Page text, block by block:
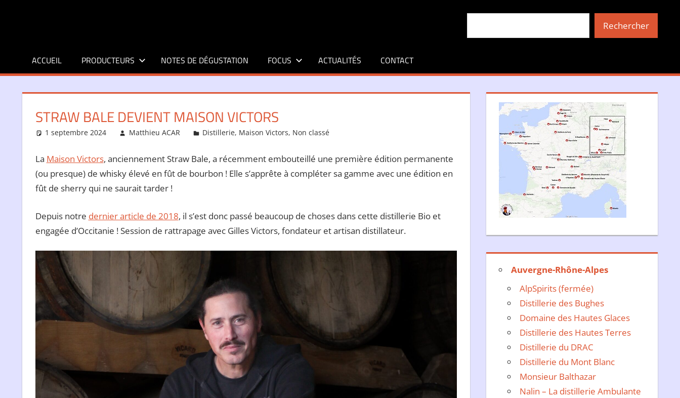
Rechercher
ACCUEIL PRODUCTEURS NOTES DE DÉGUSTATION FOCUS ACTUALITÉS CONTACT
STRAW BALE DEVIENT MAISON VICTORS
1 septembre 2024 Matthieu ACAR Distillerie, Maison Victors, Non classé
La Maison Victors, anciennement Straw Bale, a récemment embouteillé une première édition permanente
(ou presque) de whisky élevé en fût de bourbon ! Elle s’apprête à compléter sa gamme avec une édition en
fût de sherry qui ne saurait tarder !
Depuis notre dernier article de 2018, il s’est donc passé beaucoup de choses dans cette distillerie Bio et
engagée d’Occitanie ! Session de rattrapage avec Gilles Victors, fondateur et artisan distillateur.
Auvergne-Rhône-Alpes
AlpSpirits (fermée)
Distillerie des Bughes
Domaine des Hautes Glaces
Distillerie des Hautes Terres
Distillerie du DRAC
Distillerie du Mont Blanc
Monsieur Balthazar
Nalin – La distillerie Ambulante